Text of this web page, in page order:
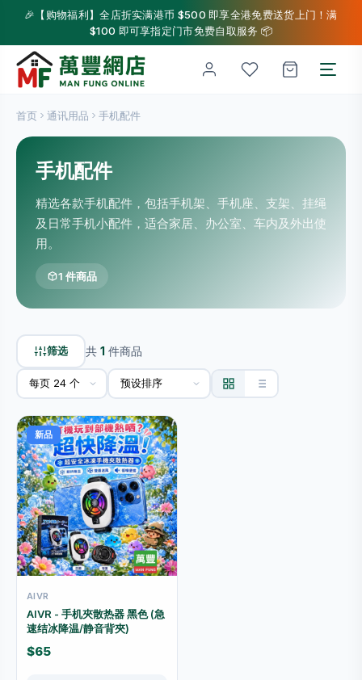
🎉【购物福利】全店折实满港币 $500 即享全港免费送货上门！满
$100 即可享指定门市免费自取服务 📦
首页 通讯用品 手机配件
手机配件
精选各款手机配件，包括手机架、手机座、支架、挂绳
及日常手机小配件，适合家居、办公室、车内及外出使
用。
1 件商品
筛选 共 1 件商品
新品
AIVR
AIVR - 手机夾散热器 黑色 (急
速结冰降温/静音背夾)
$65